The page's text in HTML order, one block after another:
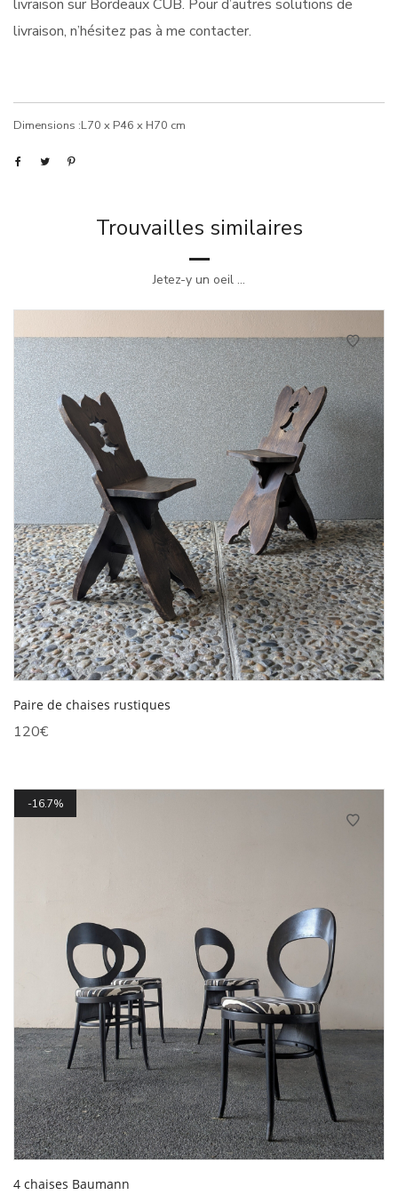
livraison sur Bordeaux CUB. Pour d’autres solutions de
livraison, n’hésitez pas à me contacter.
Dimensions :L70 x P46 x H70 cm
Trouvailles similaires
Jetez-y un oeil ...
Paire de chaises rustiques
120€
16.7%
4 chaises Baumann